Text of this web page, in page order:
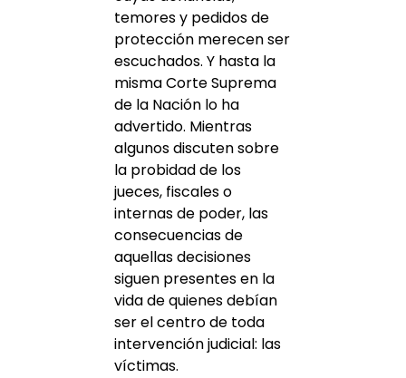
temores y pedidos de
protección merecen ser
escuchados. Y hasta la
misma Corte Suprema
de la Nación lo ha
advertido. Mientras
algunos discuten sobre
la probidad de los
jueces, fiscales o
internas de poder, las
consecuencias de
aquellas decisiones
siguen presentes en la
vida de quienes debían
ser el centro de toda
intervención judicial: las
víctimas.